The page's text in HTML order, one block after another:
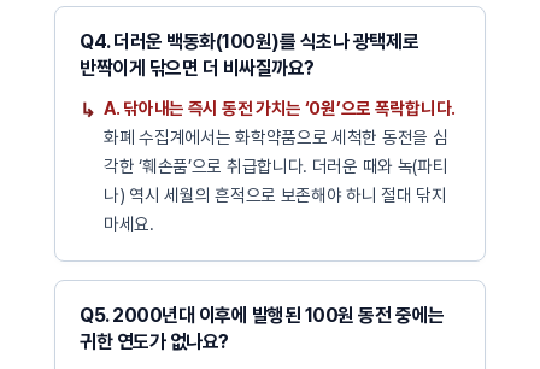
Q4. 더러운 백동화(100원)를 식초나 광택제로
반짝이게 닦으면 더 비싸질까요?
A. 닦아내는 즉시 동전 가치는 ‘0원’으로 폭락합니다.
화폐 수집계에서는 화학약품으로 세척한 동전을 심
각한 ‘훼손품’으로 취급합니다. 더러운 때와 녹(파티
나) 역시 세월의 흔적으로 보존해야 하니 절대 닦지
마세요.
Q5. 2000년대 이후에 발행된 100원 동전 중에는
귀한 연도가 없나요?